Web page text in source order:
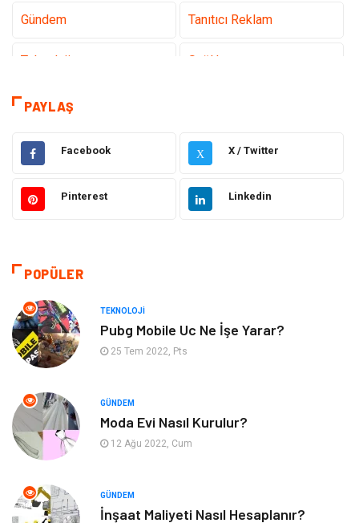
Gündem Tanıtıcı Reklam
Teknoloji Sağlık
Dekorasyon
Eğitim Hukuk
Ulaşım ve Taşımacılık Yapı İnşaat
Tekstil
Bilgisayar ve Yazılım
Alışveriş
Güzellik & Bakım Tatil
Aksesuar Eğitim Kurumları
PAYLAŞ
Facebook X X / Twitter
Pinterest Linkedin
POPÜLER
TEKNOLOJI
Pubg Mobile Uc Ne İşe Yarar?
25 Tem 2022, Pts
GÜNDEM
Moda Evi Nasıl Kurulur?
12 Ağu 2022, Cum
GÜNDEM
İnşaat Maliyeti Nasıl Hesaplanır?